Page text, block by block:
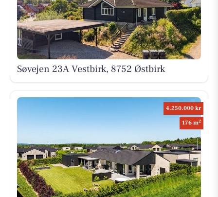
Søvejen 23A Vestbirk, 8752 Østbirk
4.250.000 kr
176 m2